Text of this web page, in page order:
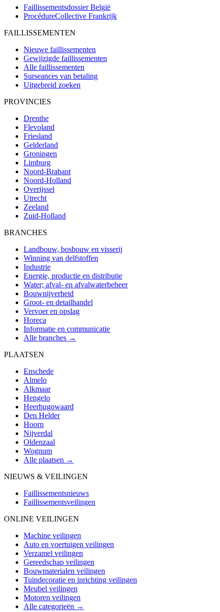
Faillissementsdossier België
ProcédureCollective Frankrijk
FAILLISSEMENTEN
Nieuwe faillissementen
Gewijzigde faillissementen
Alle faillissementen
Surseances van betaling
Uitgebreid zoeken
PROVINCIES
Drenthe
Flevoland
Friesland
Gelderland
Groningen
Limburg
Noord-Brabant
Noord-Holland
Overijssel
Utrecht
Zeeland
Zuid-Holland
BRANCHES
Landbouw, bosbouw en visserij
Winning van delfstoffen
Industrie
Energie, productie en distributie
Water; afval- en afvalwaterbeheer
Bouwnijverheid
Groot- en detailhandel
Vervoer en opslag
Horeca
Informatie en communicatie
Alle branches →
PLAATSEN
Enschede
Almelo
Alkmaar
Hengelo
Heerhugowaard
Den Helder
Hoorn
Nijverdal
Oldenzaal
Wognum
Alle plaatsen →
NIEUWS & VEILINGEN
Faillissementsnieuws
Faillissementsveilingen
ONLINE VEILINGEN
Machine veilingen
Auto en voertuigen veilingen
Verzamel veilingen
Gereedschap veilingen
Bouwmaterialen veilingen
Tuindecoratie en inrichting veilingen
Meubel veilingen
Motoren veilingen
Alle categorieën →